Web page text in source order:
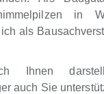
in
als
Ihnen
auch Sie